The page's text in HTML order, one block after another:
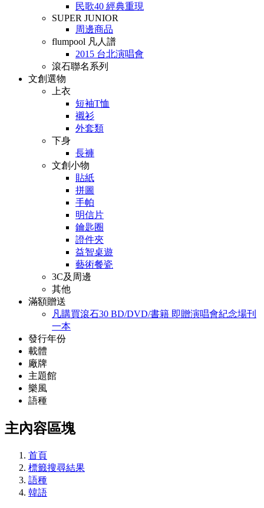
民歌40 經典重現
SUPER JUNIOR
周邊商品
flumpool 凡人譜
2015 台北演唱會
滾石聯名系列
文創選物
上衣
短袖T恤
襯衫
外套類
下身
長褲
文創小物
貼紙
拼圖
手帕
明信片
鑰匙圈
證件夾
益智桌遊
藝術餐瓷
3C及周邊
其他
滿額贈送
凡購買滾石30 BD/DVD/書籍 即贈演唱會紀念場刊
一本
發行年份
載體
廠牌
主題館
樂風
語種
主內容區塊
首頁
標籤搜尋結果
語種
韓語